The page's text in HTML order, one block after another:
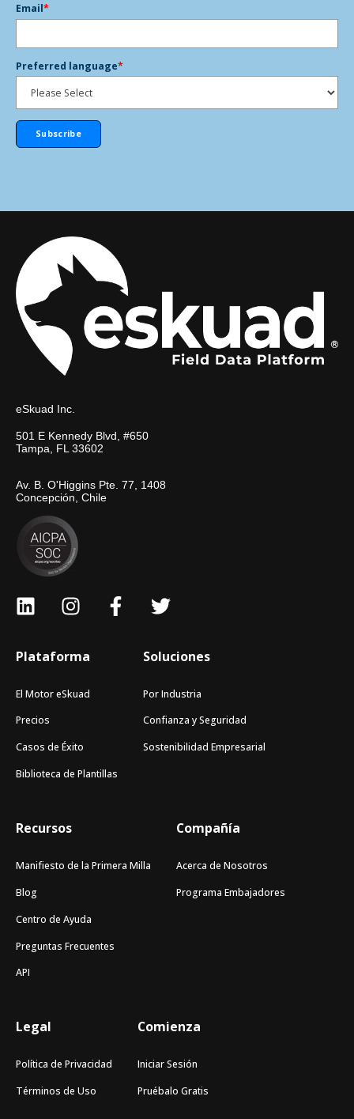
Email*
Preferred language*
eSkuad Inc.
501 E Kennedy Blvd, #650
Tampa, FL 33602
Av. B. O'Higgins Pte. 77, 1408
Concepción, Chile
Plataforma
El Motor eSkuad
Precios
Casos de Éxito
Biblioteca de Plantillas
Soluciones
Por Industria
Confianza y Seguridad
Sostenibilidad Empresarial
Recursos
Manifiesto de la Primera Milla
Blog
Centro de Ayuda
Preguntas Frecuentes
API
Compañía
Acerca de Nosotros
Programa Embajadores
Legal
Política de Privacidad
Términos de Uso
Comienza
Iniciar Sesión
Pruébalo Gratis